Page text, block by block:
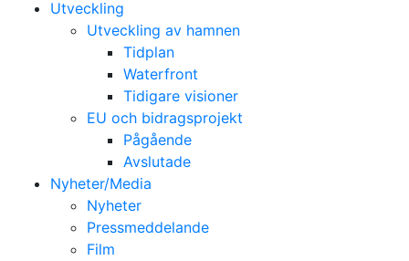
Utveckling
Utveckling av hamnen
Tidplan
Waterfront
Tidigare visioner
EU och bidragsprojekt
Pågående
Avslutade
Nyheter/Media
Nyheter
Pressmeddelande
Film